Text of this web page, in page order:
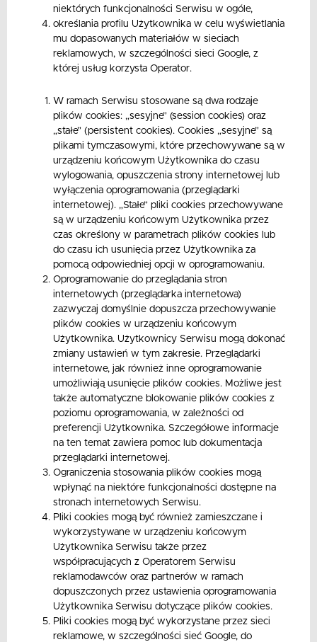
niektórych funkcjonalności Serwisu w ogóle,
określania profilu Użytkownika w celu wyświetlania
mu dopasowanych materiałów w sieciach
reklamowych, w szczególności sieci Google, z
której usług korzysta Operator.
W ramach Serwisu stosowane są dwa rodzaje
plików cookies: „sesyjne” (session cookies) oraz
„stałe” (persistent cookies). Cookies „sesyjne” są
plikami tymczasowymi, które przechowywane są w
urządzeniu końcowym Użytkownika do czasu
wylogowania, opuszczenia strony internetowej lub
wyłączenia oprogramowania (przeglądarki
internetowej). „Stałe” pliki cookies przechowywane
są w urządzeniu końcowym Użytkownika przez
czas określony w parametrach plików cookies lub
do czasu ich usunięcia przez Użytkownika za
pomocą odpowiedniej opcji w oprogramowaniu.
Oprogramowanie do przeglądania stron
internetowych (przeglądarka internetowa)
zazwyczaj domyślnie dopuszcza przechowywanie
plików cookies w urządzeniu końcowym
Użytkownika. Użytkownicy Serwisu mogą dokonać
zmiany ustawień w tym zakresie. Przeglądarki
internetowe, jak również inne oprogramowanie
umożliwiają usunięcie plików cookies. Możliwe jest
także automatyczne blokowanie plików cookies z
poziomu oprogramowania, w zależności od
preferencji Użytkownika. Szczegółowe informacje
na ten temat zawiera pomoc lub dokumentacja
przeglądarki internetowej.
Ograniczenia stosowania plików cookies mogą
wpłynąć na niektóre funkcjonalności dostępne na
stronach internetowych Serwisu.
Pliki cookies mogą być również zamieszczane i
wykorzystywane w urządzeniu końcowym
Użytkownika Serwisu także przez
współpracujących z Operatorem Serwisu
reklamodawców oraz partnerów w ramach
dopuszczonych przez ustawienia oprogramowania
Użytkownika Serwisu dotyczące plików cookies.
Pliki cookies mogą być wykorzystane przez sieci
reklamowe, w szczególności sieć Google, do